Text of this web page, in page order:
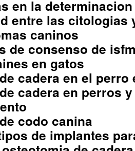
en la
entre las citologias
caninos
de consenso de
en gatos
cadera en el perro
cadera en perros
codo canina
de implantes